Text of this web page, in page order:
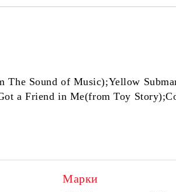
Sound of Music);Yellow
a Friend in Me(from Toy
Марки